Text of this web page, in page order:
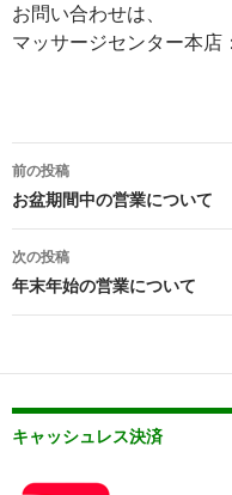
お問い合わせは、
マッサージセンター本店
投
稿
ナ
ビ
ー
シ
ョ
前の投稿
お盆期間中の営業について
次の投稿
年末年始の営業について
キャッシュレス決済